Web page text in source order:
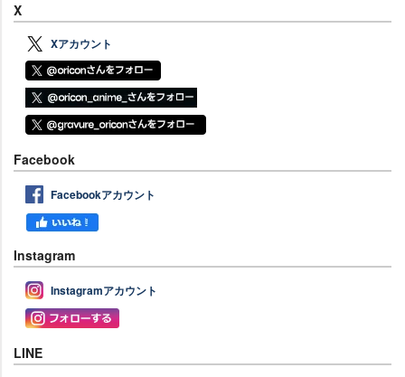
X
Xアカウント
Facebook
Facebookアカウント
Instagram
Instagramアカウント
LINE